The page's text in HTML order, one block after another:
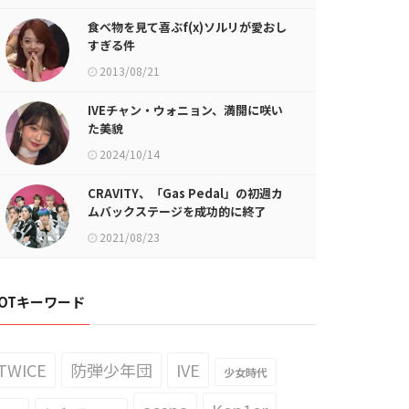
食べ物を見て喜ぶf(x)ソルリが愛おし
すぎる件
2013/08/21
IVEチャン・ウォニョン、満開に咲い
た美貌
2024/10/14
CRAVITY、「Gas Pedal」の初週カ
ムバックステージを成功的に終了
2021/08/23
キーワード
防弾少年団 IVE 少女時代